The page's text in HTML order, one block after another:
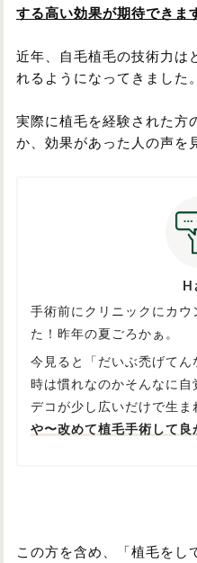
する高い効果が期待できま
近年、自毛植毛の技術力は
れるようになってきました。
実際に植毛を経験された方
か、効果があった人の声を
H
手術前にクリニックにカウ
た！昨年の夏ごろかぁ。
今見ると「だいぶ禿げてん
時は慣れなのかそんなに
デコが少し広いだけで生ま
や〜改めて植毛手術して良
この方を含め、「植毛をし